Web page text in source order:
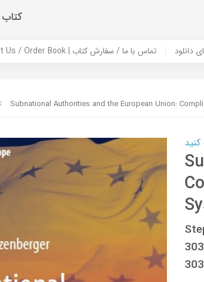
کتاب
Contact Us / Order Book | تماس با ما / سفارش کتاب دانلود
Subnational Authorities and the European Union: